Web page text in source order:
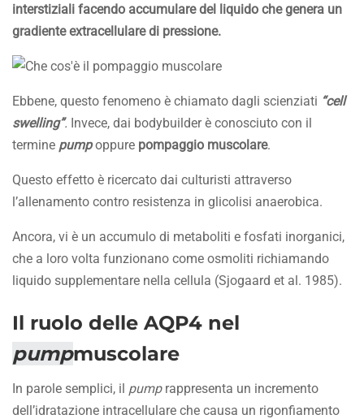
interstiziali facendo accumulare del liquido che genera un
gradiente extracellulare di pressione.
Ebbene, questo fenomeno è chiamato dagli scienziati “cell
swelling”. Invece, dai bodybuilder è conosciuto con il
termine pumpoppure pompaggio muscolare.
Questo effetto è ricercato dai culturisti attraverso
l’allenamento contro resistenza in glicolisi anaerobica.
Ancora, vi è un accumulo di metaboliti e fosfati inorganici,
che a loro volta funzionano come osmoliti richiamando
liquido supplementare nella cellula (Sjogaard et al. 1985).
Il ruolo delle AQP4 nel
pumpmuscolare
In parole semplici, il pumprappresenta un incremento
dell’idratazione intracellulare che causa un rigonfiamento